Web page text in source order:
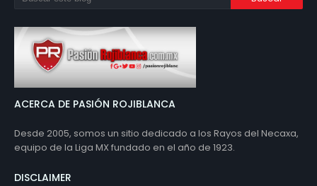
ACERCA DE PASIÓN ROJIBLANCA
Desde 2005, somos un sitio dedicado a los Rayos del Necaxa,
equipo de la Liga MX fundado en el año de 1923.
DISCLAIMER